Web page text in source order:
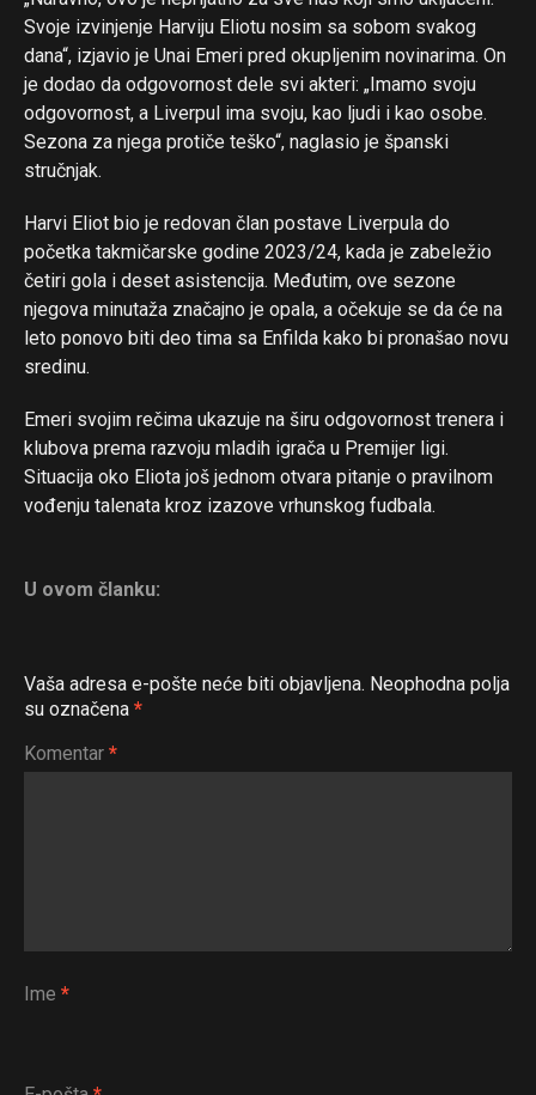
Svoje izvinjenje Harviju Eliotu nosim sa sobom svakog
dana“, izjavio je Unai Emeri pred okupljenim novinarima. On
je dodao da odgovornost dele svi akteri: „Imamo svoju
odgovornost, a Liverpul ima svoju, kao ljudi i kao osobe.
Sezona za njega protiče teško“, naglasio je španski
stručnjak.
Harvi Eliot bio je redovan član postave Liverpula do
početka takmičarske godine 2023/24, kada je zabeležio
četiri gola i deset asistencija. Međutim, ove sezone
njegova minutaža značajno je opala, a očekuje se da će na
leto ponovo biti deo tima sa Enfilda kako bi pronašao novu
sredinu.
Emeri svojim rečima ukazuje na širu odgovornost trenera i
klubova prema razvoju mladih igrača u Premijer ligi.
Situacija oko Eliota još jednom otvara pitanje o pravilnom
vođenju talenata kroz izazove vrhunskog fudbala.
U ovom članku:
Vaša adresa e-pošte neće biti objavljena. Neophodna polja
su označena *
Komentar *
Ime *
Whatsapp
Email